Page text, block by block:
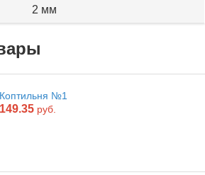
2 мм
Коптильня №1
149.35 руб.